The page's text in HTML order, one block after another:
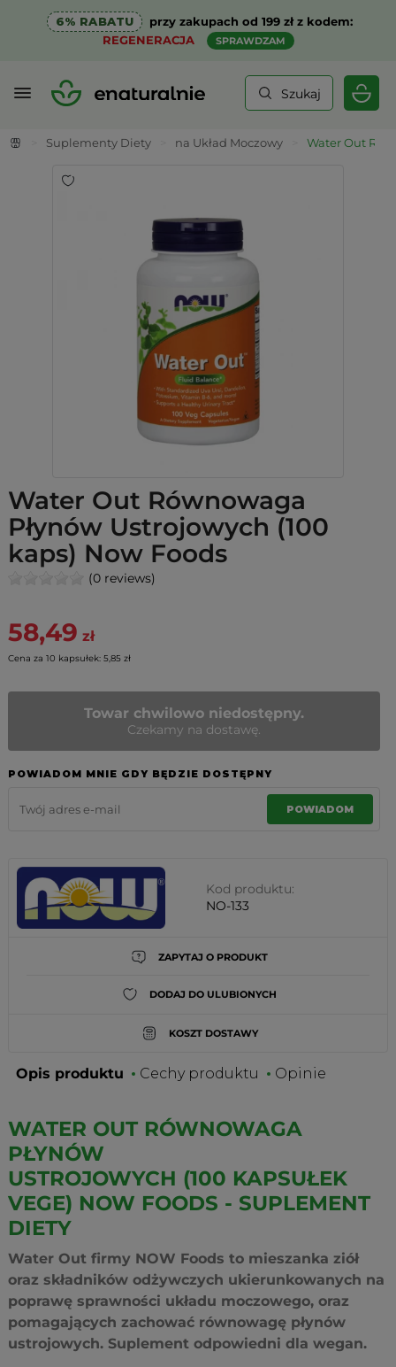
6% RABATU
przy zakupach od 199 zł z kodem:
REGENERACJA
SPRAWDZAM
Szukaj
Suplementy Diety na Układ Moczowy Water Out
Water Out Równowaga
Płynów Ustrojowych (100
kaps) Now Foods
(0 reviews)
58,49 zł
Cena za 10 kapsułek: 5,85 zł
Towar chwilowo niedostępny.
Czekamy na dostawę.
POWIADOM MNIE GDY BĘDZIE DOSTĘPNY
POWIADOM
Kod produktu:
NO-133
ZAPYTAJ O PRODUKT
DODAJ DO ULUBIONYCH
KOSZT DOSTAWY
Opis produktu Cechy produktu Opinie
WATER OUT RÓWNOWAGA
PŁYNÓW
USTROJOWYCH (100 KAPSUŁEK
VEGE) NOW FOODS - SUPLEMENT
DIETY
Water Out firmy NOW Foods to mieszanka ziół
oraz składników odżywczych ukierunkowanych na
poprawę sprawności układu moczowego, oraz
pomagających zachować równowagę płynów
ustrojowych. Suplement odpowiedni dla wegan.